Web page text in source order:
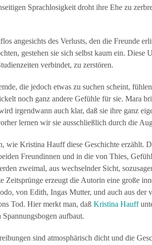
Sprachlosigkeit droht ihre Ehe zu
angesichts des Verlusts, den die Freunde
gestehen sie sich selbst kaum ein.
verbindet, zu zerstören.
die jedoch etwas zu suchen scheint,
noch ganz andere Gefühle für sie. Mara
irgendwann auch klar, daß sie ihre ganz
lernen wir sie ausschließlich durch die
wie Kristina Hauff diese Geschichte erzählt.
Freundinnen und in die von Thies,
zweimal, aus wechselnder Sicht,
Zeitsprünge erzeugt die Autorin eine große
von Edith, Ingas Mutter, und auch aus der
Tod. Hier merkt man, daß Kristina Hauff
aufbaut.
sind atmosphärisch dicht und die